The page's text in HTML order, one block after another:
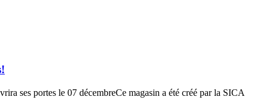
ses portes le 07 décembreCe magasin a été créé par la SICA